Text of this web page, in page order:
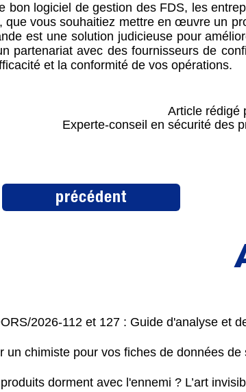
bon logiciel de gestion des FDS, les
que vous souhaitiez mettre en œuvre un
est une solution judicieuse pour
partenariat avec des fournisseurs de
et la conformité de vos opérations.
Article rédigé
Experte-conseil en sécurité des
précédent
2026-112 et 127 : Guide d'analyse et
un chimiste pour vos fiches de données de
dorment avec l'ennemi ? L’art